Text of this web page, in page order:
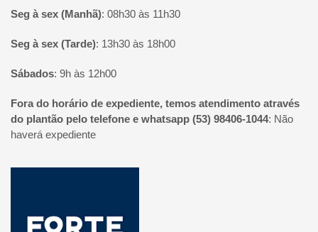
Seg à sex (Manhã): 08h30 às 11h30
Seg à sex (Tarde): 13h30 às 18h00
Sábados: 9h às 12h00
Fora do horário de expediente, temos atendimento através
do plantão pelo telefone e whatsapp (53) 98406-1044: Não
haverá expediente